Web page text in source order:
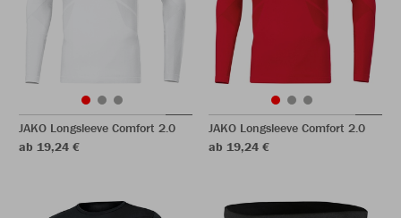
JAKO Longsleeve Comfort 2.0
ab 19,24 €
JAKO Longsleeve Comfort 2.0
ab 19,24 €